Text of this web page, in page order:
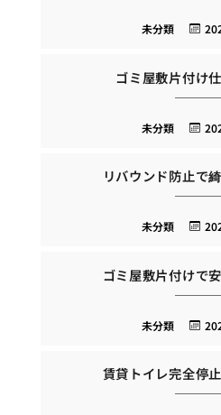
未分類
ゴミ屋敷片付け
未分類
リバウンド防止で
未分類
ゴミ屋敷片付けで
未分類
賃貸トイレ完全停